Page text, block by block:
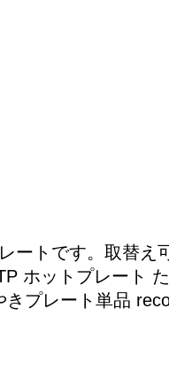
ートです。取替
ホットプレート
プレート単品